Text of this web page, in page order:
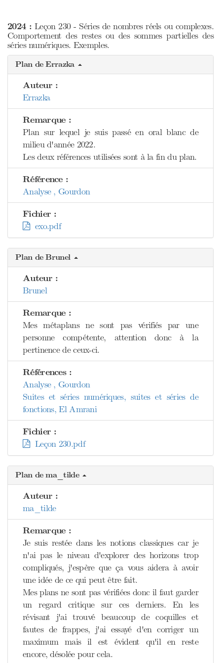
2024 : Leçon 230 - Séries de nombres réels ou complexes.
Comportement des restes ou des sommes partielles des
séries numériques. Exemples.
Plan de Errazka
Auteur :
Errazka
Remarque :
Plan sur lequel je suis passé en oral blanc de
milieu d'année 2022.
Les deux références utilisées sont à la fin du plan.
Référence :
Analyse , Gourdon
Fichier :
exo.pdf
Plan de Brunel
Auteur :
Brunel
Remarque :
Mes métaplans ne sont pas vérifiés par une
personne compétente, attention donc à la
pertinence de ceux-ci.
Références :
Analyse , Gourdon
Suites et séries numériques, suites et séries de
fonctions, El Amrani
Fichier :
Leçon 230.pdf
Plan de ma_tilde
Auteur :
ma_tilde
Remarque :
Je suis restée dans les notions classiques car je
n'ai pas le niveau d'explorer des horizons trop
compliqués, j'espère que ça vous aidera à avoir
une idée de ce qui peut être fait.
Mes plans ne sont pas vérifiées donc il faut garder
un regard critique sur ces derniers. En les
révisant j'ai trouvé beaucoup de coquilles et
fautes de frappes, j'ai essayé d'en corriger un
maximum mais il est évident qu'il en reste
encore, désolée pour cela.